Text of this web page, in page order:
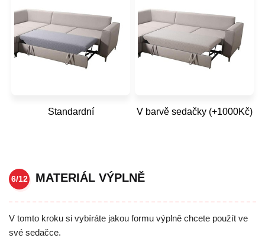
Standardní V barvě sedačky (+1000Kč)
6/12 MATERIÁL VÝPLNĚ
V tomto kroku si vybíráte jakou formu výplně chcete použít ve
své sedačce.